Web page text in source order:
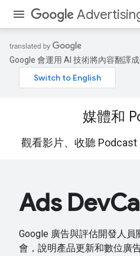
Advertising
Google 會運用 AI 技術將內容翻譯
媒體和
觀看影片、收聽 Podcast
Ads
Google 廣告與評估開發人
會，說明產品更新和數位廣